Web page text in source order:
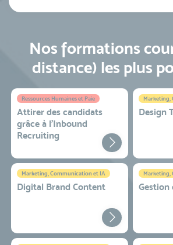
Nos formations
distance) les plus
Ressources Humaines et Paie
Attirer des candidats
grâce à l’Inbound
Recruiting
Marketing,
Design
Marketing, Communication et IA
Digital Brand Content
Marketing,
Gestion